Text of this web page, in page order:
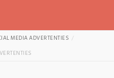
MEDIA ADVERTENTIES